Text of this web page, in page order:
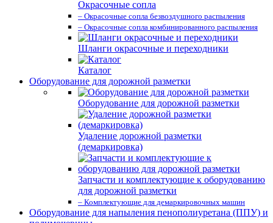
Окрасочные сопла
– Окрасочные сопла безвоздушного распыления
– Окрасочные сопла комбинированного распыления
Шланги окрасочные и переходники
Каталог
Оборудование для дорожной разметки
Оборудование для дорожной разметки
Удаление дорожной разметки
(демаркировка)
Запчасти и комплектующие к оборудованию
для дорожной разметки
– Комплектующие для демаркировочных машин
Оборудование для напыления пенополиуретана (ППУ) и